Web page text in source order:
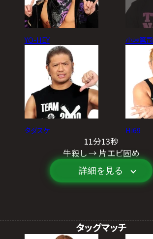
YO-HEY
タダスケ
小峠篤司
Hi69
11分13秒
牛殺し → 片エビ固め
詳細を見る
タッグマッチ